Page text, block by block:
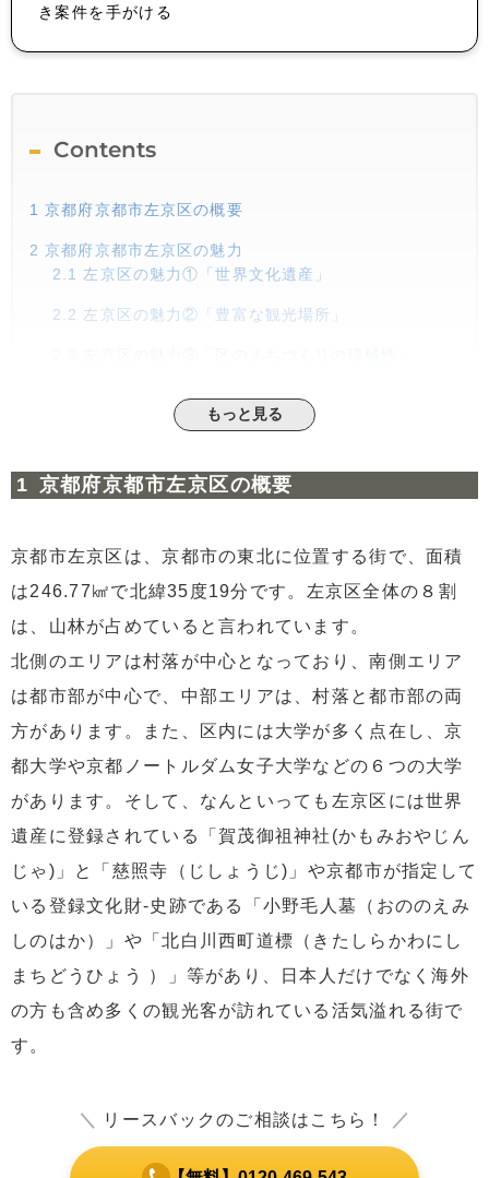
き案件を手がける
Contents
1 京都府京都市左京区の概要
2 京都府京都市左京区の魅力
2.1
左京区の魅力①「世界文化遺産」
2.2 左京区の魅力②「豊富な観光場所」
数値情報（人口、病院数、スーパー数、学校数）
＜人口＞ ※2022年11月1日現在
3.3＜スーパー数＞
4 左京区の住宅価格は？
家賃相場
もっと見る
京都府京都市左京区の概要
京都市左京区は、京都市の東北に位置する街で、面積
は246.77㎢で北緯35度19分です。左京区全体の８割
は、山林が占めていると言われています。
北側のエリアは村落が中心となっており、南側エリア
は都市部が中心で、中部エリアは、村落と都市部の両
方があります。また、区内には大学が多く点在し、京
都大学や京都ノートルダム女子大学などの６つの大学
があります。そして、なんといっても左京区には世界
遺産に登録されている「賀茂御祖神社(かもみおやじん
じゃ)」と「慈照寺（じしょうじ)」や京都市が指定して
いる登録文化財-史跡である「小野毛人墓（おののえみ
しのはか）」や「北白川西町道標（きたしらかわにし
まちどうひょう ）」等があり、日本人だけでなく海外
の方も含め多くの観光客が訪れている活気溢れる街で
す。
＼ リースバックのご相談はこちら！ ／